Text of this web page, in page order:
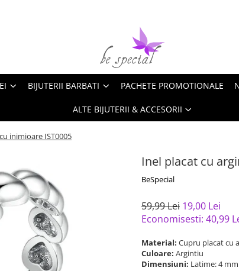
BIJUTERII BARBATI PACHETE PROMOTIONALE
ALTE BIJUTERII & ACCESORII
inimioare IST0005
Inel placat cu
BeSpecial
59,99 Lei 19,00 Lei
Economisesti: 40,99
Material: Cupru placat cu
Culoare: Argintiu
Dimensiuni: Latime: 4 mm